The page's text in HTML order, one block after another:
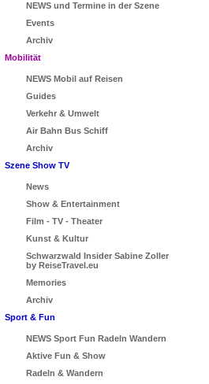
NEWS und Termine in der Szene
Events
Archiv
Mobilität
NEWS Mobil auf Reisen
Guides
Verkehr & Umwelt
Air Bahn Bus Schiff
Archiv
Szene Show TV
News
Show & Entertainment
Film - TV - Theater
Kunst & Kultur
Schwarzwald Insider Sabine Zoller
by ReiseTravel.eu
Memories
Archiv
Sport & Fun
NEWS Sport Fun Radeln Wandern
Aktive Fun & Show
Radeln & Wandern